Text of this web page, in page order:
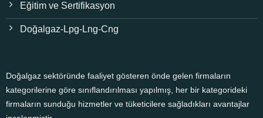
Eğitim ve Sertifikasyon
Doğalgaz-Lpg-Lng-Cng
Doğalgaz sektöründe faaliyet gösteren önde gelen firmaların
kategorilerine göre sınıflandırılması yapılmış, her bir kategorideki
firmaların sunduğu hizmetler ve tüketicilere sağladıkları avantajlar